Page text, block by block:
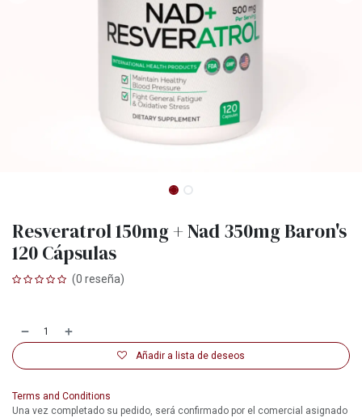
Resveratrol 150mg + Nad 350mg Baron's
120 Cápsulas
(0 reseña)
Añadir a lista de deseos
Terms and Conditions
Una vez completado su pedido, será confirmado por el comercial asignado